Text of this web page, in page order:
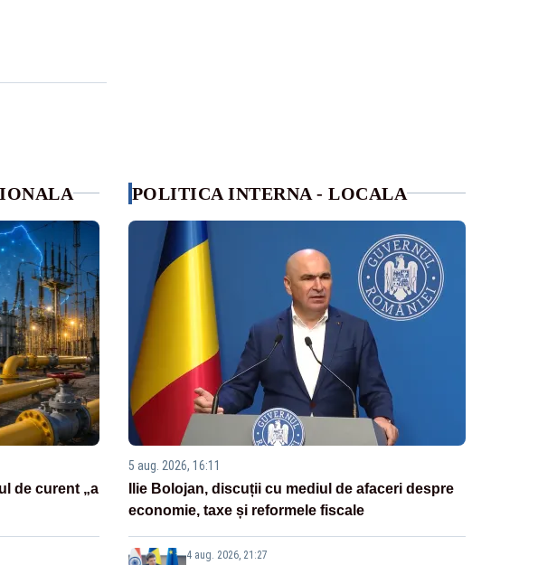
de curent „a
POLITICA INTERNA - LOCALA
5 aug. 2026, 16:11
Ilie Bolojan, discuții cu mediul de afaceri despre
economie, taxe și reformele fiscale
4 aug. 2026, 21:27